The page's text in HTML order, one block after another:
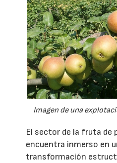
Imagen de una
El sector de la fruta de
encuentra inmerso en
transformación